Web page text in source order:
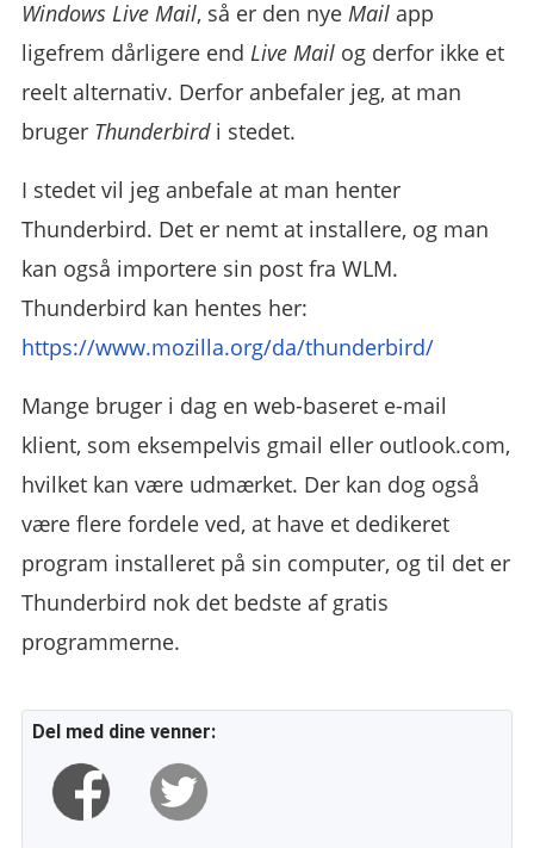
Windows Live Mail, så er den nyeMail app
ligefrem dårligere endLive Mail og derfor ikke et
reelt alternativ. Derfor anbefaler jeg, at man
bruger Thunderbirdi stedet.
I stedet vil jeg anbefale at man henter
Thunderbird. Det er nemt at installere, og man
kan også importere sin post fra WLM.
Thunderbird kan hentes her:
https://www.mozilla.org/da/thunderbird/
Mange bruger i dag en web-baseret e-mail
klient, som eksempelvis gmail eller outlook.com,
hvilket kan være udmærket. Der kan dog også
være flere fordele ved, at have et dedikeret
program installeret på sin computer, og til det er
Thunderbird nok det bedste af gratis
programmerne.
Del med dine venner: